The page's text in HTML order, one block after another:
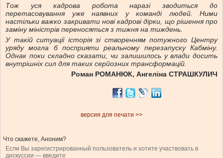
Тож уся кадрова робота наразі зводиться до
перетасовування уже наявних у команді людей. Ними
настільки важко закривати нові кадрові дірки, що рішення про
заміну міністрів переносяться з тижня на тиждень.
У такій ситуації історія зі створенням потужного Центру
уряду могла б посприяти реальному перезапуску Кабміну.
Однак поки складно сказати, чи залишилось у влади досить
внутрішніх сил для таких серйозних трансформацій.
Роман РОМАНЮК, Ангеліна СТРАШКУЛИЧ
версия для печати >>
Что скажете, Аноним?
Если Вы зарегистрированный пользователь и хотите участвовать в
дискуссии — введите